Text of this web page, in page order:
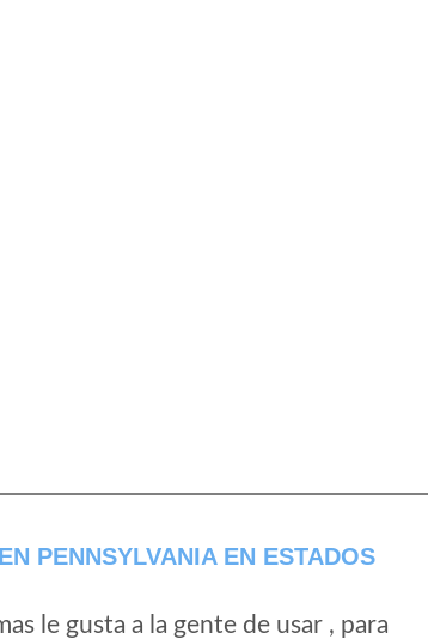
PENNSYLVANIA EN ESTADOS
le gusta a la gente de usar , para